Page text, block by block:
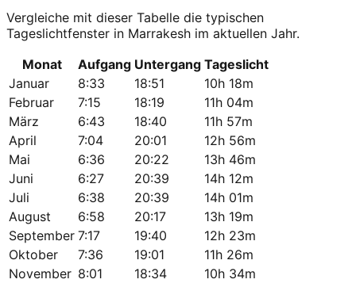
Vergleiche mit dieser Tabelle die typischen
Tageslichtfenster in Marrakesh im aktuellen Jahr.
Monat
Aufgang Untergang Tageslicht
Januar
8:33 18:51
10h 18m
Februar
7:15 18:19
11h 04m
März
6:43 18:40
11h 57m
April
7:04 20:01
12h 56m
Mai
6:36 20:22
13h 46m
Juni
6:27 20:39
14h 12m
Juli
6:38 20:39
14h 01m
August
6:58 20:17
13h 19m
September 7:17 19:40
12h 23m
Oktober
7:36 19:01
11h 26m
November 8:01 18:34
10h 34m